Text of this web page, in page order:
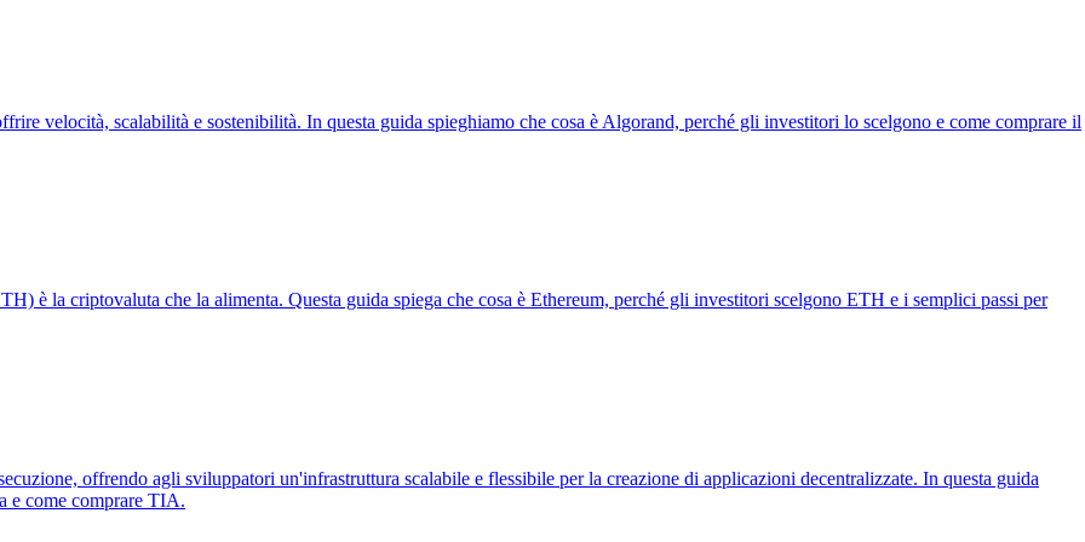
velocità, scalabilità e sostenibilità. In questa guida spieghiamo che cosa è Algorand, perché gli investitori lo scelgono e come comprare il
è la criptovaluta che la alimenta. Questa guida spiega che cosa è Ethereum, perché gli investitori scelgono ETH e i semplici passi per
offrendo agli sviluppatori un'infrastruttura scalabile e flessibile per la creazione di applicazioni decentralizzate. In questa guida
e come comprare TIA.